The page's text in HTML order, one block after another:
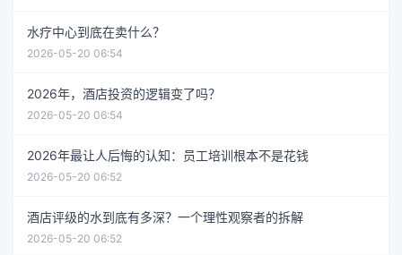
水疗中心到底在卖什么？
2026-05-20 06:54
2026年，酒店投资的逻辑变了吗？
2026-05-20 06:54
2026年最让人后悔的认知：员工培训根本不是花钱
2026-05-20 06:52
酒店评级的水到底有多深？一个理性观察者的拆解
2026-05-20 06:52